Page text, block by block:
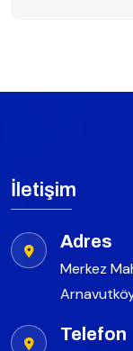
İletişim
Adres
Merkez
Telefon